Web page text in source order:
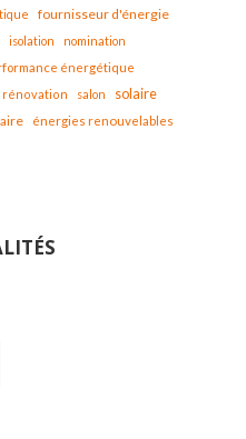
fournisseur d'énergie
isolation
nomination
énergétique
rénovation salon solaire
énergies renouvelables